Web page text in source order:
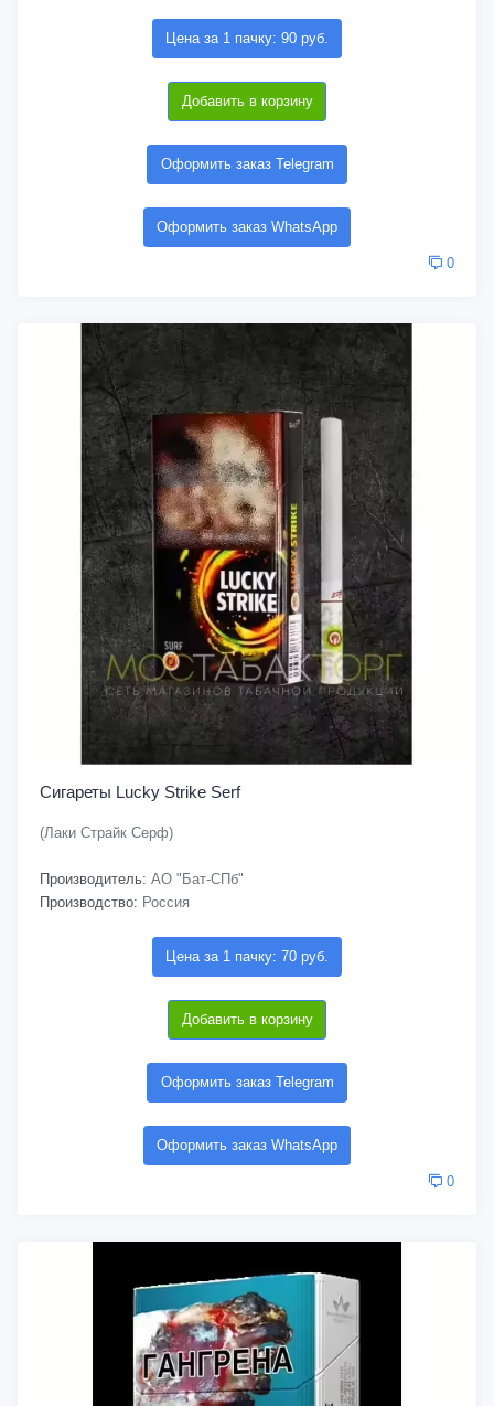
Цена за 1 пачку: 90 руб.
Добавить в корзину
Оформить заказ Telegram
Оформить заказ WhatsApp
0
Сигареты Lucky Strike Serf
(Лаки Страйк Серф)
Производитель: АО "Бат-СПб"
Производство: Россия
Цена за 1 пачку: 70 руб.
Добавить в корзину
Оформить заказ Telegram
Оформить заказ WhatsApp
0